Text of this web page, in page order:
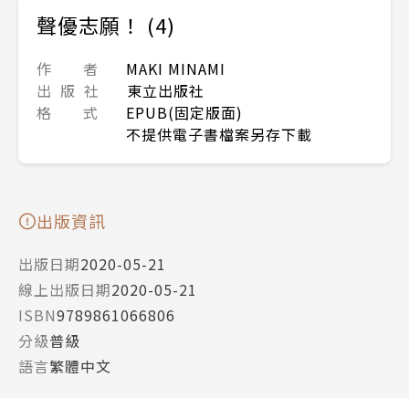
聲優志願！ (4)
作 者
MAKI MINAMI
出 版 社
東立出版社
格 式
EPUB(固定版面)
不提供電子書檔案另存下載
出版資訊
出版日期2020-05-21
線上出版日期2020-05-21
ISBN9789861066806
分級普級
語言繁體中文